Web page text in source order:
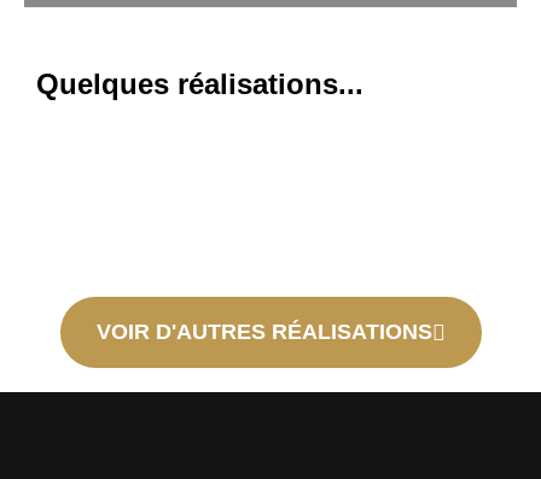
Quelques réalisations...
VOIR D'AUTRES RÉALISATIONS